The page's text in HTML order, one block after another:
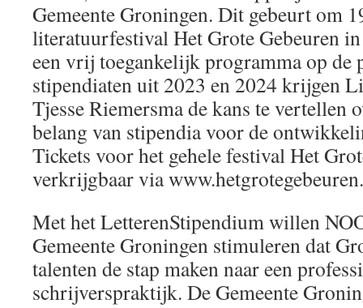
Gemeente Groningen. Dit gebeurt om
literatuurfestival Het Grote Gebeuren
een vrij toegankelijk programma op de
stipendiaten uit 2023 en 2024 krijgen
Tjesse Riemersma de kans te vertellen
belang van stipendia voor de
Tickets voor het gehele festival Het
verkrijgbaar via
Met het LetterenStipendium willen
Gemeente Groningen stimuleren dat
talenten de stap maken naar een
schrijverspraktijk. De Gemeente